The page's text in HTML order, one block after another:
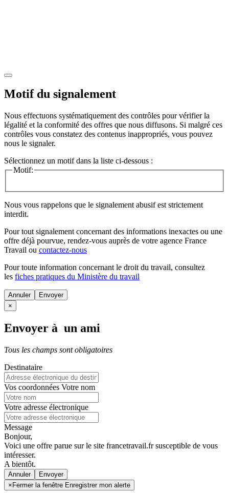
Motif du signalement
Nous effectuons systématiquement des contrôles pour vérifier la
légalité et la conformité des offres que nous diffusons. Si malgré ces
contrôles vous constatez des contenus inappropriés, vous pouvez
nous le signaler.
Sélectionnez un motif dans la liste ci-dessous :
Motif:
Nous vous rappelons que le signalement abusif est strictement
interdit.
Pour tout signalement concernant des informations inexactes ou une
offre déjà pourvue, rendez-vous auprès de votre agence France
Travail ou contactez-nous
Pour toute information concernant le droit du travail, consultez
les fiches pratiques du Ministère du travail
Annuler
×
Envoyer à un ami
Tous les champs sont obligatoires
Destinataire
Vos coordonnées Votre nom
Votre adresse électronique
Message
Bonjour,
Voici une offre parue sur le site francetravail.fr susceptible de vous
intéresser.
A bientôt.
Annuler
× Fermer la fenêtre Enregistrer mon alerte